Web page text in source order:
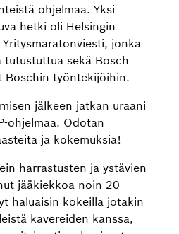
ohjelmaa. Yksi
hetki oli Helsingin
jonka
sekä Bosch
Boschin työntekijöihin.
jälkeen jatkan uraani
ohjelmaa. Odotan
ja kokemuksia!
harrastusten ja ystävien
jääkiekkoa noin 20
haluaisin kokeilla jotakin
kavereiden kanssa,